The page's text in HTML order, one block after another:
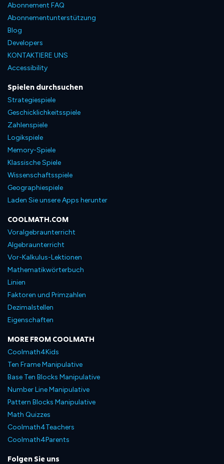
Abonnement FAQ
Abonnementunterstützung
Blog
Developers
KONTAKTIERE UNS
Accessibility
Spielen durchsuchen
Strategiespiele
Geschicklichkeitsspiele
Zahlenspiele
Logikspiele
Memory-Spiele
Klassische Spiele
Wissenschaftsspiele
Geographiespiele
Laden Sie unsere Apps herunter
COOLMATH.COM
Voralgebraunterricht
Algebraunterricht
Vor-Kalkulus-Lektionen
Mathematikwörterbuch
Linien
Faktoren und Primzahlen
Dezimalstellen
Eigenschaften
MORE FROM COOLMATH
Coolmath4Kids
Ten Frame Manipulative
Base Ten Blocks Manipulative
Number Line Manipulative
Pattern Blocks Manipulative
Math Quizzes
Coolmath4Teachers
Coolmath4Parents
Folgen Sie uns